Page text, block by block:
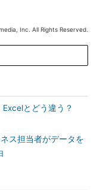
Inc. All Rights Reserved.
とどう違う？
ス担当者がデータを